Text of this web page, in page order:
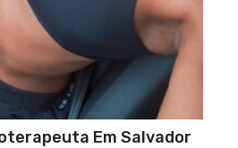
Em Salvador